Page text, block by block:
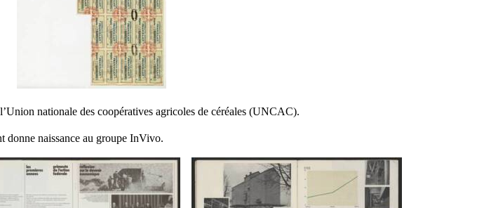
nationale des coopératives agricoles de céréales (UNCAC).
donne naissance au groupe InVivo.